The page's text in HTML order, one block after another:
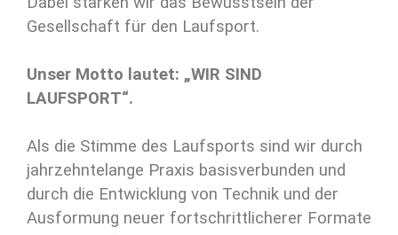
Gesellschaft für den Laufsport.
Unser Motto lautet: „WIR SIND
LAUFSPORT“.
Als die Stimme des Laufsports sind wir durch
jahrzehntelange Praxis basisverbunden und
durch die Entwicklung von Technik und der
Ausformung neuer fortschrittlicherer Formate